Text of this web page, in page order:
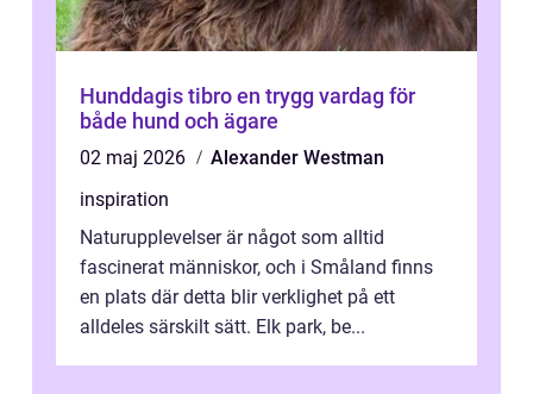
Hunddagis tibro en trygg vardag för
både hund och ägare
02 maj 2026
Alexander Westman
inspiration
Naturupplevelser är något som alltid
fascinerat människor, och i Småland finns
en plats där detta blir verklighet på ett
alldeles särskilt sätt. Elk park, be...